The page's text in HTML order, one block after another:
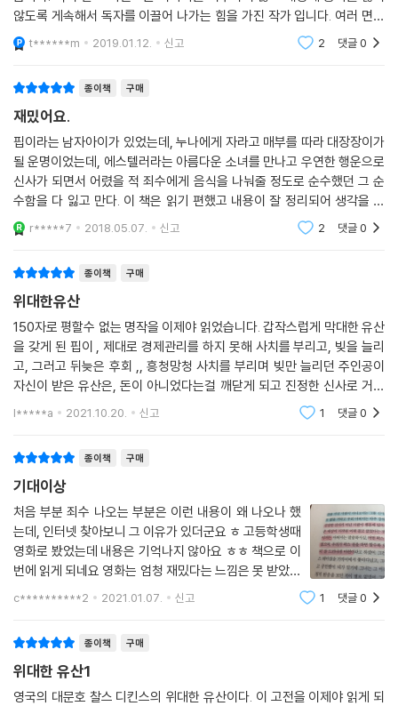
부와 지위, 그리고 사랑
-보다 나은 삶을 꿈꾸는 사람들, 19세기에서 21세기로 이어지는 인간 초
상
부모를 잃고 억척스러운 누나와 대장장이인 매형과 살아가던 어린 소년 핍
은, 마을의 유지 미스 해비셤의 집에 출입한다. 젊은 시절 남자에게 배신당
하고 그 상처와 분노만 품고 지내던 미스 해비셤은 ‘남자의 마음을 갈가리
찢기 위한’ 복수의 수단으로, 아름다운 소녀 에스텔러를 데려다 키우고 있
었다. 핍은 에스텔러를 만난 후 자신의 가난과 무지, 비천함을 깨닫고 번민
의 사춘기를 보낸다. 그러던 어느 날 핍은 익명의 사람으로부터 거액의 유
핍은 런던에서 에스텔러와 재회하지만, 에스텔러는 여전히 도도하고 차가
우며, 핍은 점점 어린 시절의 순수함을 잃고 속물적인 인간으로 변해 간다.
핍이 성장 과정에서 겪는 이러한 방황과 사랑의 아픔, 그리고 부자가 되고
지위를 갖추고 싶다는 욕망은, 오늘날 현대인들의 모습과 꼭 닮았다. 특히
어린 시절 핍을 둘러싼 그의 사회적 배경, 즉 가난한 집안에 태어나 교육의
기회를 박탈당하고, 형편이 비슷한 사람들끼리 결혼하여 그 가난을 대물림
하며 사는 사회적 약자들의 모습은, 오늘날 우리의 삶이 19세기 디킨스 작
품 속 등장인물들의 삶과 별반 다르지 않다는 현실을 보여 준다. 이러한 주
들인 것이다.
『위대한 유산』이 19세기 영국이라는 시공을 초월하여 21세기 한국 독자들
에게 호소력 있게 읽히면서 감동을 안겨 줄 수 있는 주된 이유는, 바로 이
작품이 지닌 이런 보편성과 ‘사랑’이라는 고전적 주제에서 비롯된 강렬한
감동 덕분인 것이다.
막대한 유산, 혹은 위대한 유산
『위대한 유산』의 원제는 Great Expectations이다. 이는 ‘큰 재산을 얻거
나 물려받을 가능성이나 기대’를 뜻한다. 따라서 ‘위대한 유산’이라는 번역
제목은 원제의 의미를 정확히 옮긴 것이라고 할 수 없다. 이 때문에 국내 디
않도록 게속해서 독자를 이끌어 나가는 힘을 가진 작가 입니다. 여러 면에
서 존경 합니다. 모두들 가볍게 읽어내려 가고 싶지만 책을 덮은 다음 생각
을 하고 싶은
t******m 2019.01.12. 신고 2 댓글0
종이책 구매
재밌어요.
핍이라는 남자아이가 있었는데, 누나에게 자라고 매부를 따라 대장장이가
될 운명이었는데, 에스텔러라는 아름다운 소녀를 만나고 우연한 행운으로
신사가 되면서 어렸을 적 죄수에게 음식을 나눠줄 정도로 순수했던 그 순
수함을 다 잃고 만다. 이 책은 읽기 편했고 내용이 잘 정리되어 생각을 더
잘 정리할 수 있게 되었다차후 순수함을 잃지 않게 내 자신을 돌아보며 미
래를 준비해보
r*****7 2018.05.07. 신고 2 댓글0
종이책 구매
위대한유산
150자로 평할수 없는 명작을 이제야 읽었습니다. 갑작스럽게 막대한 유산
을 갖게 된 핍이 , 제대로 경제관리를 하지 못해 사치를 부리고, 빚을 늘리
고, 그러고 뒤늦은 후회 ,, 흥청망청 사치를 부리며 빚만 늘리던 주인공이
자신이 받은 유산은, 돈이 아니었다는걸 깨닫게 되고 진정한 신사로 거듭
나는 이야기 입니다. 지금 시대를 살아가는 우리가,,,, 돈이아닌 어떤게 진
l*****a 2021.10.20. 신고 1 댓글0
종이책 구매
기대이상
처음 부분 죄수 나오는 부분은 이런 내용이 왜 나오나 했
는데, 인터넷 찾아보니 그 이유가 있더군요 ㅎ 고등학생때
영화로 봤었는데 내용은 기억나지 않아요 ㅎㅎ 책으로 이
번에 읽게 되네요 영화는 엄청 재밌다는 느낌은 못 받았던
것 같아요 물론 그 당시에는 어려서 그런 걸 수도 있구요
c**********2 2021.01.07. 신고 1 댓글0
종이책 구매
위대한 유산1
영국의 대문호 찰스 디킨스의 위대한 유산이다. 이 고전을 이제야 읽게 되